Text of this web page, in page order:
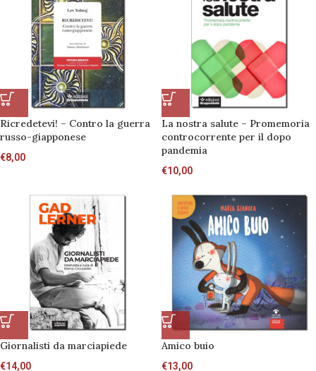
Ricredetevi! – Contro la guerra
russo-giapponese
€8,00
La nostra salute – Promemoria
controcorrente per il dopo
pandemia
€10,00
Giornalisti da marciapiede
€14,00
Amico buio
€13,00